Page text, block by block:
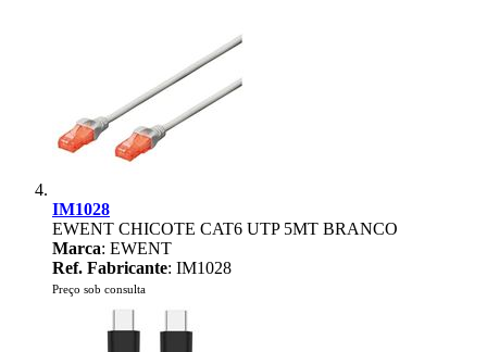
IM1028
EWENT CHICOTE CAT6 UTP 5MT BRANCO
Marca: EWENT
Ref. Fabricante: IM1028
Preço sob consulta